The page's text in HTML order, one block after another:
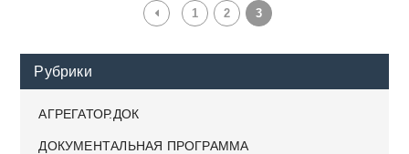
1 2 3
Рубрики
АГРЕГАТОР.ДОК
ДОКУМЕНТАЛЬНАЯ ПРОГРАММА